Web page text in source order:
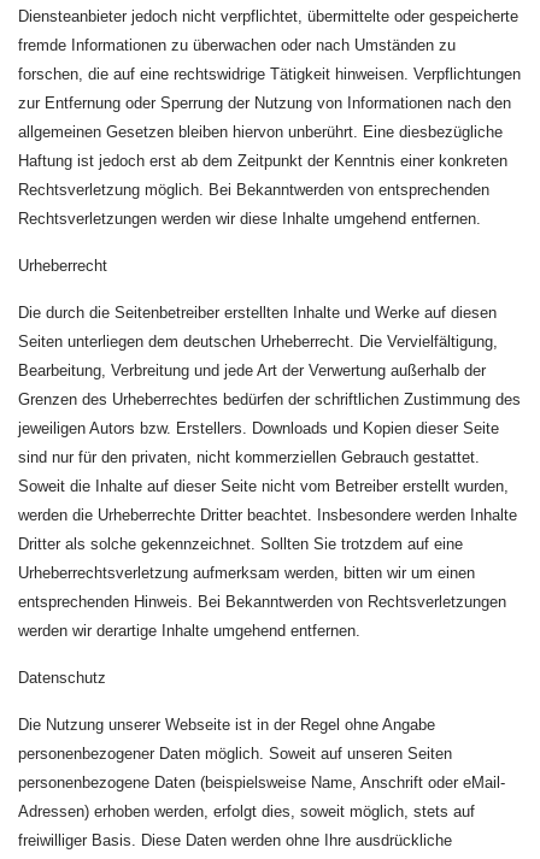
Diensteanbieter jedoch nicht verpflichtet, übermittelte oder gespeicherte
fremde Informationen zu überwachen oder nach Umständen zu
forschen, die auf eine rechtswidrige Tätigkeit hinweisen. Verpflichtungen
zur Entfernung oder Sperrung der Nutzung von Informationen nach den
allgemeinen Gesetzen bleiben hiervon unberührt. Eine diesbezügliche
Haftung ist jedoch erst ab dem Zeitpunkt der Kenntnis einer konkreten
Rechtsverletzung möglich. Bei Bekanntwerden von entsprechenden
Rechtsverletzungen werden wir diese Inhalte umgehend entfernen.
Urheberrecht
Die durch die Seitenbetreiber erstellten Inhalte und Werke auf diesen
Seiten unterliegen dem deutschen Urheberrecht. Die Vervielfältigung,
Bearbeitung, Verbreitung und jede Art der Verwertung außerhalb der
Grenzen des Urheberrechtes bedürfen der schriftlichen Zustimmung des
jeweiligen Autors bzw. Erstellers. Downloads und Kopien dieser Seite
sind nur für den privaten, nicht kommerziellen Gebrauch gestattet.
Soweit die Inhalte auf dieser Seite nicht vom Betreiber erstellt wurden,
werden die Urheberrechte Dritter beachtet. Insbesondere werden Inhalte
Dritter als solche gekennzeichnet. Sollten Sie trotzdem auf eine
Urheberrechtsverletzung aufmerksam werden, bitten wir um einen
entsprechenden Hinweis. Bei Bekanntwerden von Rechtsverletzungen
werden wir derartige Inhalte umgehend entfernen.
Datenschutz
Die Nutzung unserer Webseite ist in der Regel ohne Angabe
personenbezogener Daten möglich. Soweit auf unseren Seiten
personenbezogene Daten (beispielsweise Name, Anschrift oder eMail-
Adressen) erhoben werden, erfolgt dies, soweit möglich, stets auf
freiwilliger Basis. Diese Daten werden ohne Ihre ausdrückliche